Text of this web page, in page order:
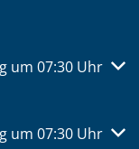
um 07:30 Uhr
um 07:30 Uhr